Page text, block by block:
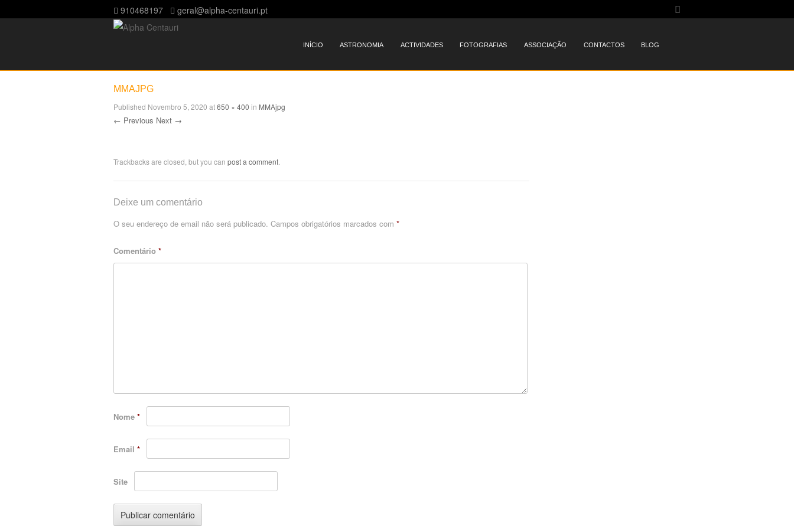
910468197 geral@alpha-centauri.pt
Menu
SKIP TO CONTENT
INÍCIO ASTRONOMIA ACTIVIDADES FOTOGRAFIAS ASSOCIAÇÃO CONTACTOS BLOG
MMAJPG
Published Novembro 5, 2020 at650 × 400 in MMAjpg
← Previous Next →
Trackbacks are closed, but you can post a comment
Deixe um comentário
O seu endereço de email não será publicado. Campos obrigatórios marcados com *
Comentário *
Nome *
Email *
Site